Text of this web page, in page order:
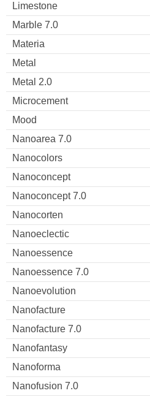
Limestone
Marble 7.0
Materia
Metal
Metal 2.0
Microcement
Mood
Nanoarea 7.0
Nanocolors
Nanoconcept
Nanoconcept 7.0
Nanocorten
Nanoeclectic
Nanoessence
Nanoessence 7.0
Nanoevolution
Nanofacture
Nanofacture 7.0
Nanofantasy
Nanoforma
Nanofusion 7.0